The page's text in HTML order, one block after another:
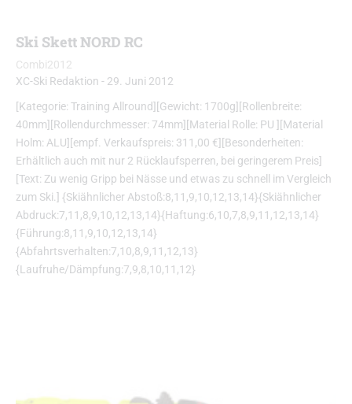
Ski Skett NORD RC
Combi2012
XC-Ski Redaktion - 29. Juni 2012
[Kategorie: Training Allround][Gewicht: 1700g][Rollenbreite:
40mm][Rollendurchmesser: 74mm][Material Rolle: PU ][Material
Holm: ALU][empf. Verkaufspreis: 311,00 €][Besonderheiten:
Erhältlich auch mit nur 2 Rücklaufsperren, bei geringerem Preis]
[Text: Zu wenig Gripp bei Nässe und etwas zu schnell im Vergleich
zum Ski.] {Skiähnlicher Abstoß:8,11,9,10,12,13,14}{Skiähnlicher
Abdruck:7,11,8,9,10,12,13,14}{Haftung:6,10,7,8,9,11,12,13,14}
{Führung:8,11,9,10,12,13,14}
{Abfahrtsverhalten:7,10,8,9,11,12,13}
{Laufruhe/Dämpfung:7,9,8,10,11,12}